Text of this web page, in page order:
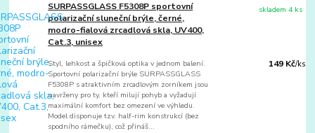
SURPASSGLASS F5308P sportovní
polarizační sluneční brýle, černé,
modro-fialová zrcadlová skla, UV400,
Cat.3, unisex
Styl, lehkost a špičková optika v jednom balení.
Sportovní polarizační brýle SURPASSGLASS
F5308P s atraktivním zrcadlovým zorníkem jsou
navrženy pro ty, kteří milují pohyb a vyžadují
maximální komfort bez omezení ve výhledu.
Model disponuje tzv. half-rim konstrukcí (bez
spodního rámečku), což přináš...
149 Kč/ks
skladem 4 ks